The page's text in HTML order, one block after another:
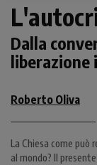
Dalla
liberazione
Roberto Oliva
La Chiesa come può
al mondo? Il